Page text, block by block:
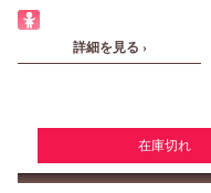
詳細を見る ›
在庫切れ